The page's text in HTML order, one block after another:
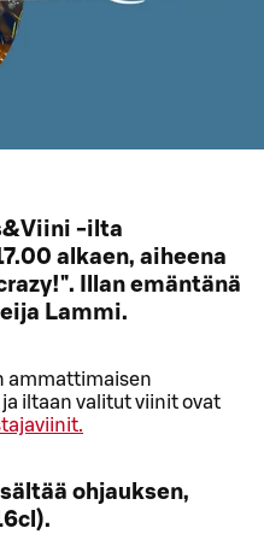
-ilta
alkaen, aiheena
Illan emäntänä
Lammi.
ammattimaisen
iltaan valitut viinit ovat
ohjauksen,